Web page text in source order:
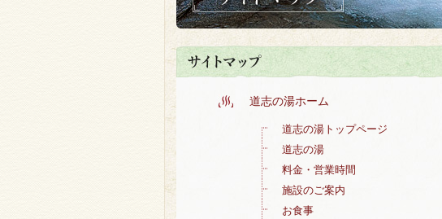
道志の湯ホーム
道志の湯トップページ
道志の湯
料金・営業時間
施設のご案内
お食事